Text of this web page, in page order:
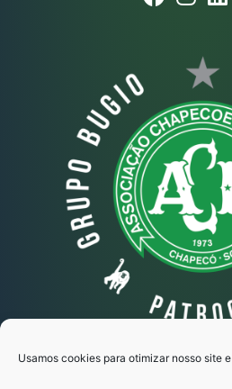
Usamos cookies para otimizar nosso site